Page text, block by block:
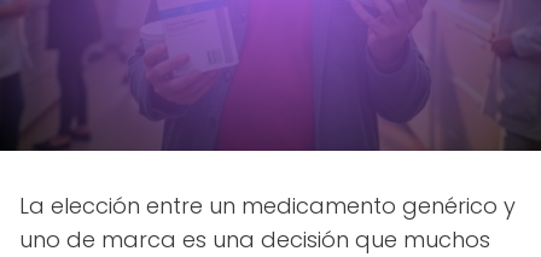
La elección entre un medicamento genérico y
uno de marca es una decisión que muchos